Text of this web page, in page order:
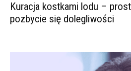
Kuracja kostkami lodu –
pozbycie się dolegliwości